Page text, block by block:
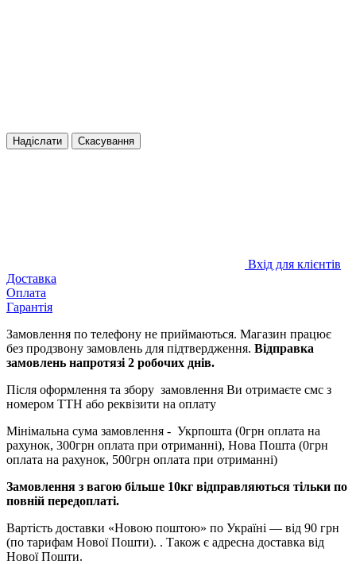
Надіслати Скасування
Вхід для клієнтів
Доставка
Оплата
Гарантія
Замовлення по телефону не приймаються. Магазин працює
без продзвону замовлень для підтвердження. Відправка
замовлень напротязі 2 робочих днів.
Після оформлення та збору замовлення Ви отримаєте смс з
номером ТТН або реквізити на оплату
Мінімальна сума замовлення - Укрпошта (0грн оплата на
рахунок, 300грн оплата при отриманні), Нова Пошта (0грн
оплата на рахунок, 500грн оплата при отриманні)
Замовлення з вагою більше 10кг відправляються тільки по
повній передоплаті.
Вартість доставки «Новою поштою» по Україні — від 90 грн
(по тарифам Нової Пошти). . Також є адресна доставка від
Нової Пошти.